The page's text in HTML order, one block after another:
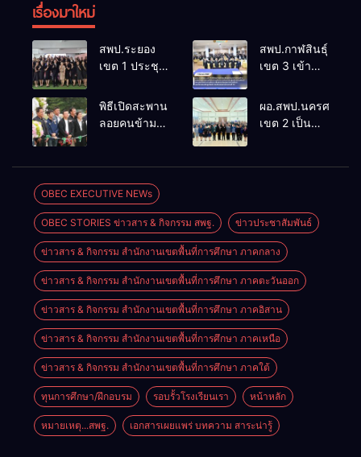
เรื่องมาใหม่
สพป.ระยอง
เขต 1 ประชุม
ศูนย์พัฒนา
วิชาการภาษา
สมรรถนะผู้
เรียนตาม
กรอบ CEFR
สพป.กาฬสินธุ์
เขต 3 เข้า
สัมมนา
ข่ายความร่วม
ศึกษาของผู้
บริหารการ
ศึกษาและ
บุคลากร
ทางการศึกษา
เพื่อยกระดับ
คุณภาพการ
ศึกษาและ
กิจกรรมเชิดชู
เกียรติ ประจำ
เขตตรวจ
ราชการที่ 12
พิธีเปิดสะพาน
ลอยคนข้าม
ผอ.สพป.นครศรีธรร
เขต 2 เป็น
พัฒนาการมี
วินัย คุณธรรม
จริยธรรม
และจรรยา
บรรณวิชาชีพ
ของ
ข้าราชการครู
และบุคลากร
ทางการศึกษา
ศูนย์เครือข่าย
การศึกษาที่ 8
อำเภอพิปูน
จังหวัด
OBEC EXECUTIVE NEWs
OBEC STORIES ข่าวสาร & กิจกรรม สพฐ. ข่าวประชาสัมพันธ์
ข่าวสาร & กิจกรรม สำนักงานเขตพื้นที่การศึกษา ภาคกลาง
ข่าวสาร & กิจกรรม สำนักงานเขตพื้นที่การศึกษา ภาคตะวันออก
ข่าวสาร & กิจกรรม สำนักงานเขตพื้นที่การศึกษา ภาคอิสาน
ข่าวสาร & กิจกรรม สำนักงานเขตพื้นที่การศึกษา ภาคเหนือ
ข่าวสาร & กิจกรรม สำนักงานเขตพื้นที่การศึกษา ภาคใต้
ทุนการศึกษา/ฝึกอบรม รอบรั้วโรงเรียนเรา หน้าหลัก
หมายเหตุ...สพฐ. เอกสารเผยแพร่ บทความ สาระน่ารู้